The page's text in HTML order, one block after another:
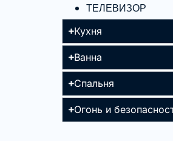
ТЕЛЕВИЗОР
Кухня
Ванна
Спальня
Огонь и